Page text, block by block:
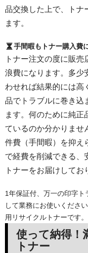
品交換した上で、トナ
ます。
手間暇もトナー購入費
トナー注文の度に販
浪費になります。多少
わせれば結果的には高
品でトラブルに巻き込
ます。何のために純正
ているのか分かりませ
件費（手間暇）を抑え
で経費を削減できる、
トナーをお届けしてお
1年保証付、万一の印字
して業務にお使いくださ
用リサイクルトナーです。
使って納得！
トナー